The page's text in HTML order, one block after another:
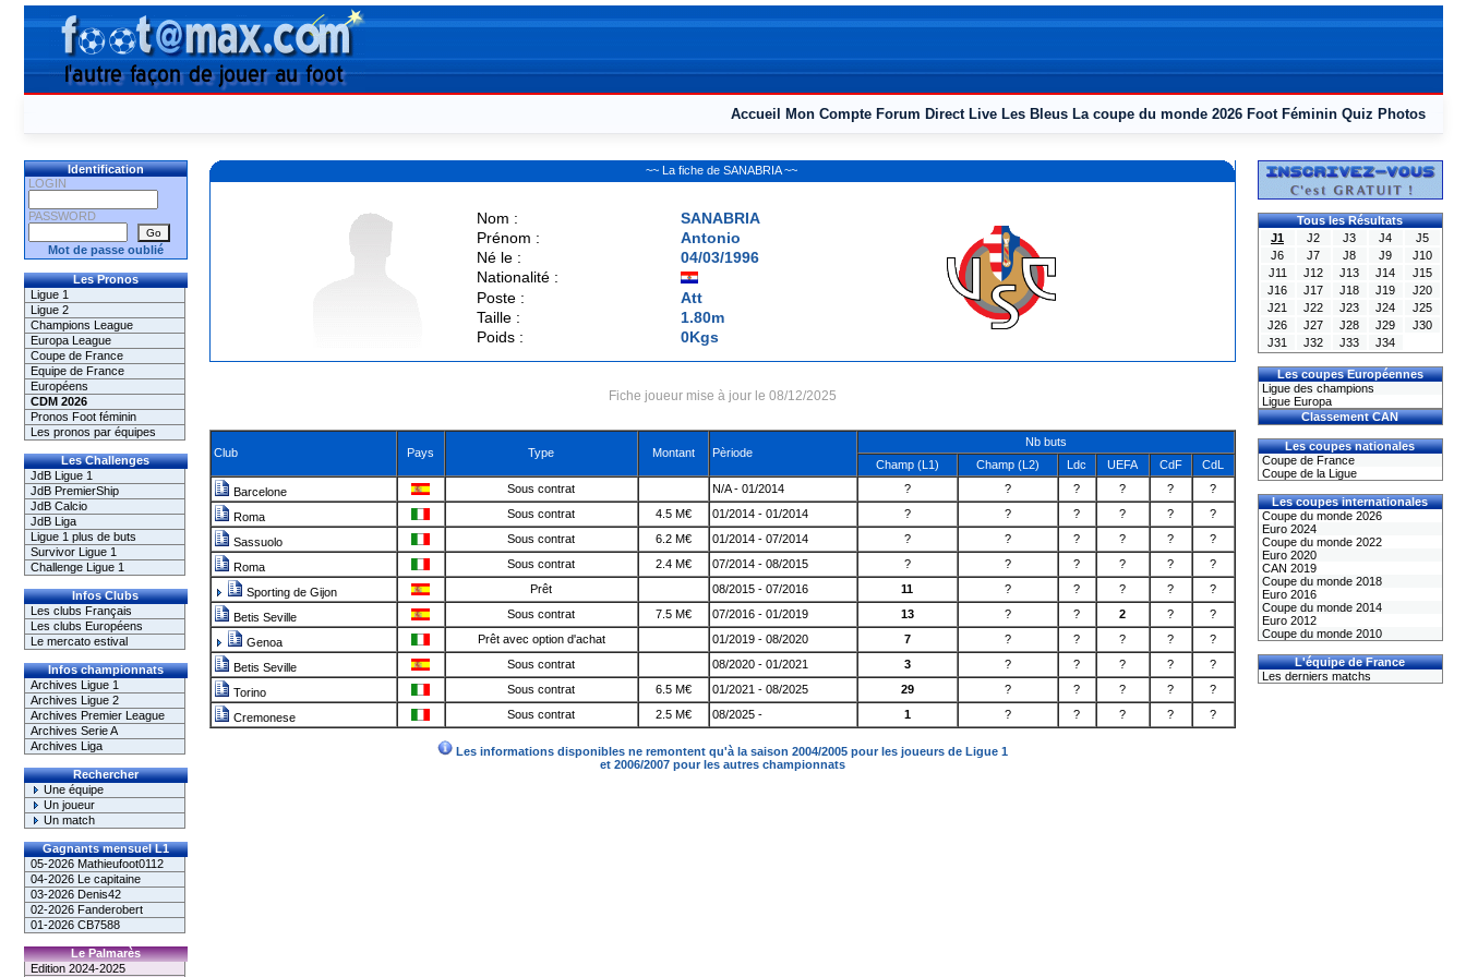
Accueil Mon Compte Forum Direct Live Les Bleus La coupe du monde 2026 Foot Féminin Quiz Photos
Identification
LOGIN
PASSWORD
Mot de passe oublié
Les Pronos
Ligue 1
Ligue 2
Champions League
Europa League
Coupe de France
Equipe de France
Européens
CDM 2026
Pronos Foot féminin
Les pronos par équipes
Les Challenges
JdB Ligue 1
JdB PremierShip
JdB Calcio
JdB Liga
Ligue 1 plus de buts
Survivor Ligue 1
Challenge Ligue 1
Infos Clubs
Les clubs Français
Les clubs Européens
Le mercato estival
Infos championnats
Archives Ligue 1
Archives Ligue 2
Archives Premier League
Archives Serie A
Archives Liga
Rechercher
Une équipe
Un joueur
Un match
Gagnants mensuel L1
05-2026 Mathieufoot0112
04-2026 Le capitaine
03-2026 Denis42
02-2026 Fanderobert
01-2026 CB7588
Le Palmarès
Edition 2024-2025
~~ La fiche de SANABRIA ~~
Nom :
SANABRIA
Prénom :
Antonio
Né le :
04/03/1996
Nationalité :
Poste :
Att
Taille :
1.80m
Poids :
0Kgs
Fiche joueur mise à jour le 08/12/2025
Club Pays Type Montant Pèriode
Nb buts
Champ (L1)
Champ (L2) Ldc UEFA CdF CdL
Barcelone Sous contrat N/A - 01/2014 ? ? ? ? ? ?
Roma Sous contrat 4.5 M€ 01/2014 - 01/2014 ? ? ? ? ? ?
Sassuolo Sous contrat 6.2 M€ 01/2014 - 07/2014 ? ? ? ? ? ?
Roma Sous contrat 2.4 M€ 07/2014 - 08/2015 ? ? ? ? ? ?
Sporting de Gijon Prêt 08/2015 - 07/2016 11 ? ? ? ? ?
Betis Seville Sous contrat 7.5 M€ 07/2016 - 01/2019 13 ? ? 2 ? ?
Genoa Prêt avec option d'achat 01/2019 - 08/2020 7 ? ? ? ? ?
Betis Seville Sous contrat 08/2020 - 01/2021 3 ? ? ? ? ?
Torino Sous contrat 6.5 M€ 01/2021 - 08/2025 29 ? ? ? ? ?
Cremonese Sous contrat 2.5 M€ 08/2025 - 1 ? ? ? ? ?
Les informations disponibles ne remontent qu'à la saison 2004/2005 pour les joueurs de Ligue 1
et 2006/2007 pour les autres championnats
Tous les Résultats
J1
J2 J3 J4
J5
J6
J7 J8 J9
J10
J11
J12 J13 J14
J15
J16
J17 J18 J19
J20
J21
J22 J23 J24
J25
J26
J27 J28 J29
J30
J31
J32 J33 J34
Les coupes Européennes
Ligue des champions
Ligue Europa
Classement CAN
Les coupes nationales
Coupe de France
Coupe de la Ligue
Les coupes internationales
Coupe du monde 2026
Euro 2024
Coupe du monde 2022
Euro 2020
CAN 2019
Coupe du monde 2018
Euro 2016
Coupe du monde 2014
Euro 2012
Coupe du monde 2010
L'équipe de France
Les derniers matchs